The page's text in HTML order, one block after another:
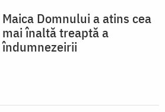
Maica Domnului a atins cea
mai înaltă treaptă a
îndumnezeirii